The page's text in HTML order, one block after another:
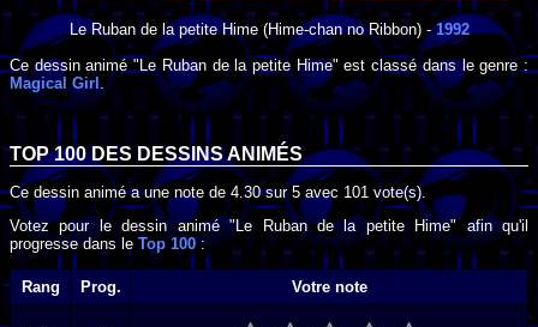
Le Ruban de la petite Hime(Hime-chan no Ribbon) -1992
Ce dessin animé "Le Ruban de la petite Hime" est classé dans le genre :
Magical Girl.
TOP 100 DESDESSINS ANIMÉS
Ce dessin animé a une note de4.30sur5 avec 101 vote(s).
Votez pour le dessin animé "Le Ruban de la petite Hime" afin qu'il
progresse dans le Top 100:
Rang Prog. Votre note